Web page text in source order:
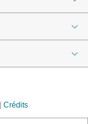
Crédits